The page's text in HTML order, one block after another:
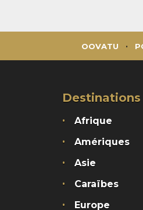
OOVATU
Destinations
Afrique
Amériques
Asie
Caraïbes
Europe